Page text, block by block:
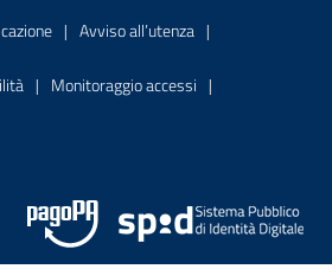
Sito interno - Apre in una nuova
Avviso all’utenza Sito interno -
Sito interno - Apre in una nuova finestra
Monitoraggio accessi Sito interno -
- Apre nella stessa finestra